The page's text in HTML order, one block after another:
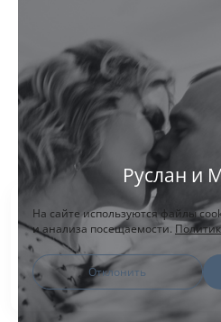
Руслан и
На сайте используются файлы
и анализа посещаемости.
Отклонить